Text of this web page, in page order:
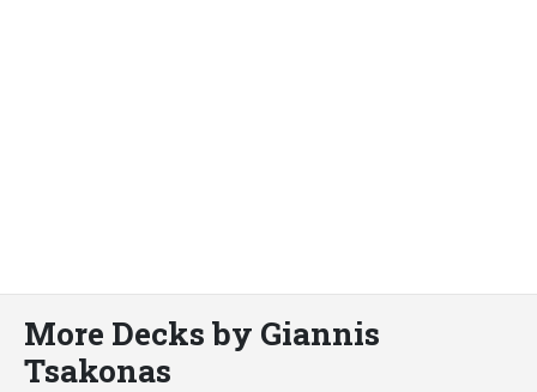
More Decks by Giannis
Tsakonas